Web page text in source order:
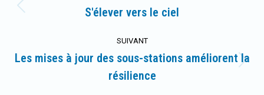
article
Article
:
S'élever vers le ciel
SUIVANT
suivant
Les mises à jour des sous-stations améliorent la
résilience